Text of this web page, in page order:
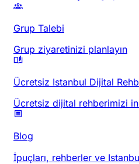
Grup Talebi
Grup ziyaretinizi planlayın
Ücretsiz Istanbul Dijital
Ücretsiz dijital rehberimizi
Blog
İpuçları, rehberler ve